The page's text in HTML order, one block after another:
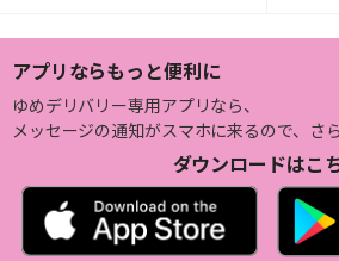
アプリならもっと便利に
ゆめデリバリー専用アプリなら、
メッセージの通知がスマホに来るので、さら
ダウンロードはこ